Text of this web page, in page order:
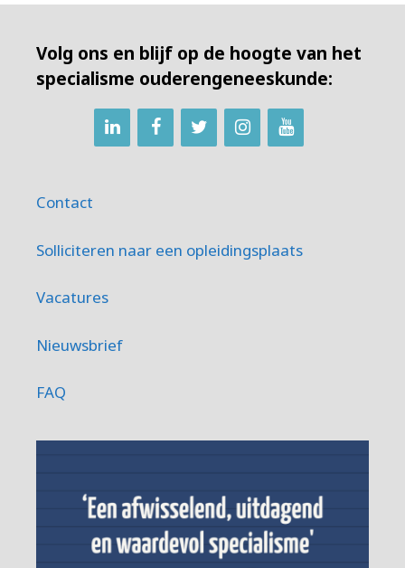
Volg ons en blijf op de hoogte van het
specialisme ouderengeneeskunde:
Contact
Solliciteren naar een opleidingsplaats
Vacatures
Nieuwsbrief
FAQ